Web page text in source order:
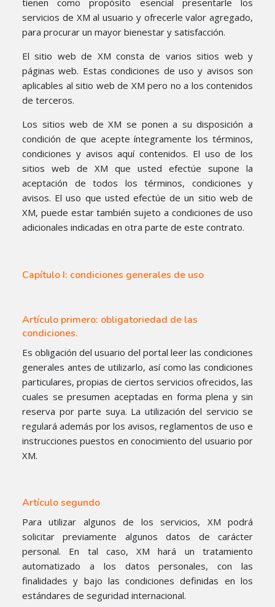
servicios de XM al usuario y ofrecerle valor agregado,
para procurar un mayor bienestar y satisfacción.
El sitio web de XM consta de varios sitios web y
páginas web. Estas condiciones de uso y avisos son
aplicables al sitio web de XM pero no a los contenidos
de terceros.
Los sitios web de XM se ponen a su disposición a
condición de que acepte íntegramente los términos,
condiciones y avisos aquí contenidos. El uso de los
sitios web de XM que usted efectúe supone la
aceptación de todos los términos, condiciones y
avisos. El uso que usted efectúe de un sitio web de
XM, puede estar también sujeto a condiciones de uso
adicionales indicadas en otra parte de este contrato.
Capítulo I: condiciones generales de uso
Artículo primero: obligatoriedad de las
condiciones.
Es obligación del usuario del portal leer las condiciones
generales antes de utilizarlo, así como las condiciones
particulares, propias de ciertos servicios ofrecidos, las
cuales se presumen aceptadas en forma plena y sin
reserva por parte suya. La utilización del servicio se
regulará además por los avisos, reglamentos de uso e
instrucciones puestos en conocimiento del usuario por
XM.
Artículo segundo
Para utilizar algunos de los servicios, XM podrá
solicitar previamente algunos datos de carácter
personal. En tal caso, XM hará un tratamiento
automatizado a los datos personales, con las
finalidades y bajo las condiciones definidas en los
estándares de seguridad internacional.